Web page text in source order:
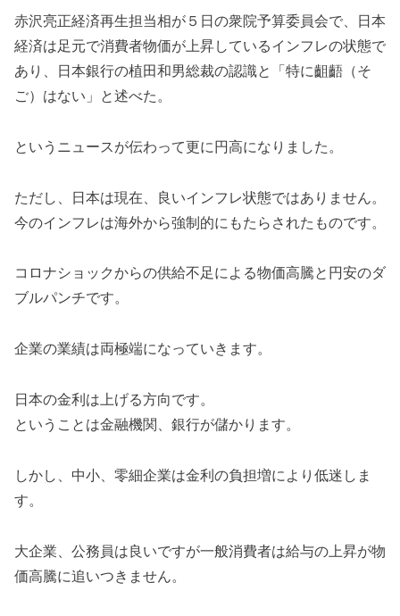
赤沢亮正経済再生担当相が５日の衆院予算委員会で、日本
経済は足元で消費者物価が上昇しているインフレの状態で
あり、日本銀行の植田和男総裁の認識と「特に齟齬（そ
ご）はない」と述べた。
というニュースが伝わって更に円高になりました。
ただし、日本は現在、良いインフレ状態ではありません。
今のインフレは海外から強制的にもたらされたものです。
コロナショックからの供給不足による物価高騰と円安のダ
ブルパンチです。
企業の業績は両極端になっていきます。
日本の金利は上げる方向です。
ということは金融機関、銀行が儲かります。
しかし、中小、零細企業は金利の負担増により低迷しま
す。
大企業、公務員は良いですが一般消費者は給与の上昇が物
価高騰に追いつきません。